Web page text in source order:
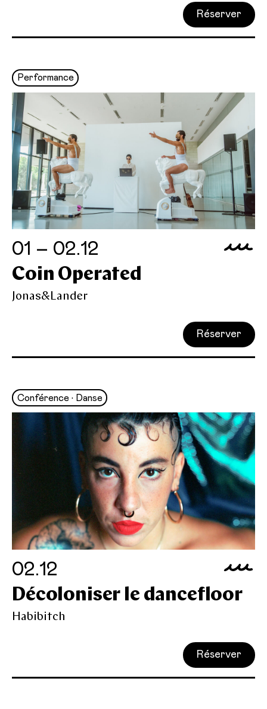
Réserver
Performance
01 – 02.12
Coin Operated
Jonas&Lander
Réserver
Conférence • Danse
02.12
Décoloniser le dancefloor
Habibitch
Réserver